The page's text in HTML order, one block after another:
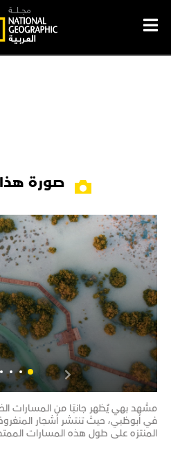
صورة
مشهد بهي يُظهر جانبًا من المسارات
في أبوظبي، حيث تنتشر أشجار
المنتزه على طول هذه المسارات